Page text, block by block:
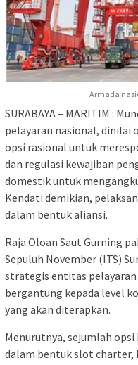
Armada
SURABAYA – MARITIM :
pelayaran nasional, dinilai
opsi rasional untuk
dan regulasi kewajiban
domestik untuk
Kendati demikian,
dalam bentuk aliansi.
Raja Oloan Saut Gurning
Sepuluh November (ITS)
strategis entitas
bergantung kepada level
yang akan diterapkan.
Menurutnya, sejumlah
dalam bentuk slot charter,